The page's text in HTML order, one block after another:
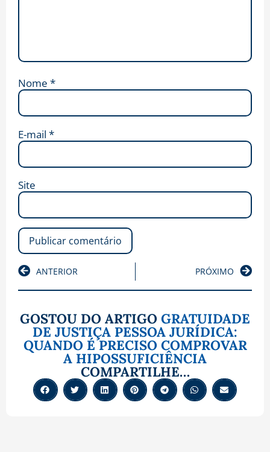
Nome *
E-mail *
Site
ANTERIOR PRÓXIMO
GOSTOU DO ARTIGO GRATUIDADE
DE JUSTIÇA PESSOA JURÍDICA:
QUANDO É PRECISO COMPROVAR
A HIPOSSUFICIÊNCIA
COMPARTILHE…